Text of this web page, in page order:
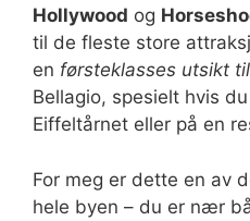
Hollywood og
til de fleste store
en førsteklasses utsikt
Bellagio, spesielt hvis
Eiffeltårnet eller på en
For meg er dette en av
hele byen – du er nær